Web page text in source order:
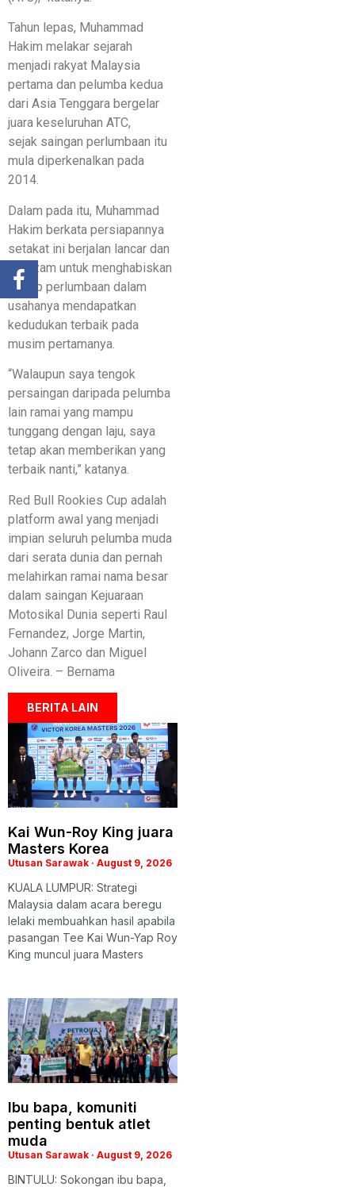
Tahun lepas, Muhammad
Hakim melakar sejarah
menjadi rakyat Malaysia
pertama dan pelumba kedua
dari Asia Tenggara bergelar
juara keseluruhan ATC,
sejak saingan perlumbaan itu
mula diperkenalkan pada
2014.
Dalam pada itu, Muhammad
Hakim berkata persiapannya
setakat ini berjalan lancar dan
berazam untuk menghabiskan
setiap perlumbaan dalam
usahanya mendapatkan
kedudukan terbaik pada
musim pertamanya.
“Walaupun saya tengok
persaingan daripada pelumba
lain ramai yang mampu
tunggang dengan laju, saya
tetap akan memberikan yang
terbaik nanti,” katanya.
Red Bull Rookies Cup adalah
platform awal yang menjadi
impian seluruh pelumba muda
dari serata dunia dan pernah
melahirkan ramai nama besar
dalam saingan Kejuaraan
Motosikal Dunia seperti Raul
Fernandez, Jorge Martin,
Johann Zarco dan Miguel
Oliveira. – Bernama
BERITA LAIN
Kai Wun-Roy King juara
Masters Korea
Utusan Sarawak August 9, 2026
KUALA LUMPUR: Strategi
Malaysia dalam acara beregu
lelaki membuahkan hasil apabila
pasangan Tee Kai Wun-Yap Roy
King muncul juara Masters
Ibu bapa, komuniti
penting bentuk atlet
muda
Utusan Sarawak August 9, 2026
BINTULU: Sokongan ibu bapa,